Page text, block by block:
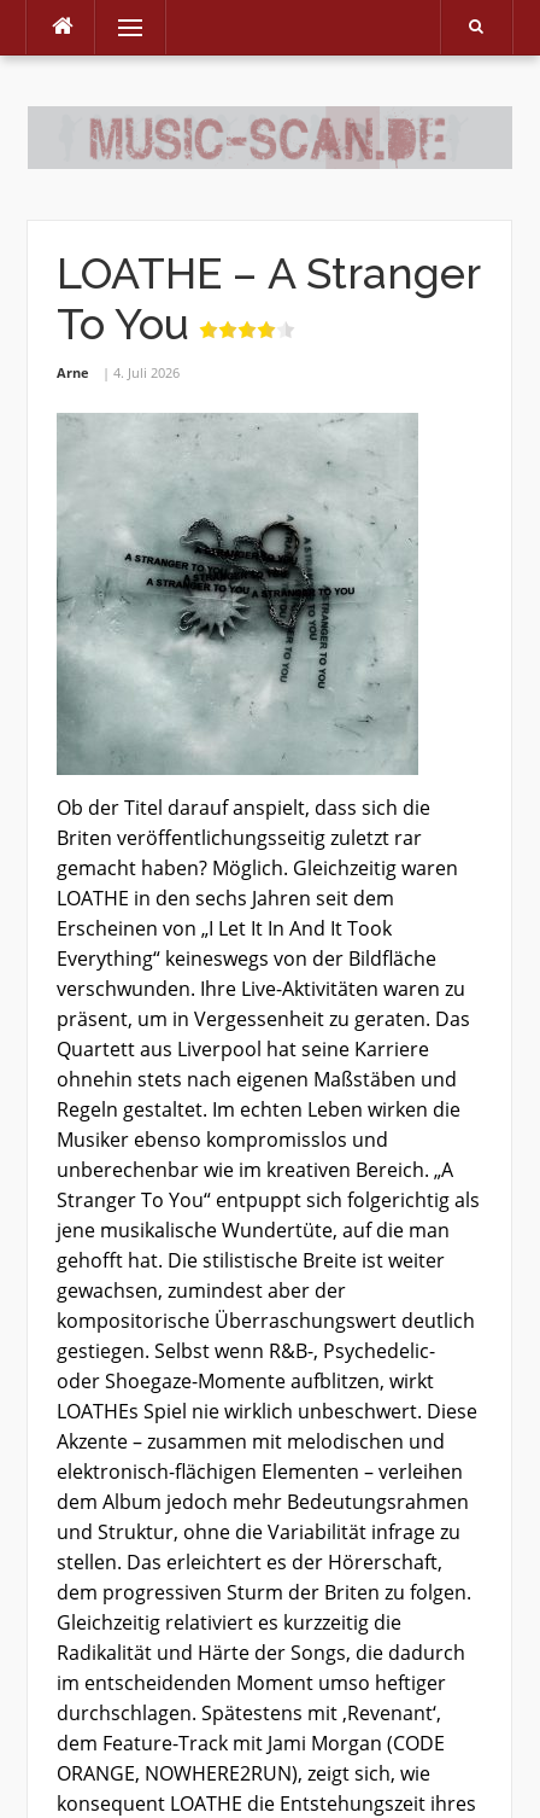
Skip
Menu
LOATHE – A Stranger
To You
Arne 4. Juli 2026
Ob der Titel darauf anspielt, dass sich die
Briten veröffentlichungsseitig zuletzt rar
gemacht haben? Möglich. Gleichzeitig waren
LOATHE in den sechs Jahren seit dem
Erscheinen von „I Let It In And It Took
Everything“ keineswegs von der Bildfläche
verschwunden. Ihre Live-Aktivitäten waren zu
präsent, um in Vergessenheit zu geraten. Das
Quartett aus Liverpool hat seine Karriere
ohnehin stets nach eigenen Maßstäben und
Regeln gestaltet. Im echten Leben wirken die
Musiker ebenso kompromisslos und
unberechenbar wie im kreativen Bereich. „A
Stranger To You“ entpuppt sich folgerichtig als
jene musikalische Wundertüte, auf die man
gehofft hat. Die stilistische Breite ist weiter
gewachsen, zumindest aber der
kompositorische Überraschungswert deutlich
gestiegen. Selbst wenn R&B-, Psychedelic-
oder Shoegaze-Momente aufblitzen, wirkt
LOATHEs Spiel nie wirklich unbeschwert. Diese
Akzente – zusammen mit melodischen und
elektronisch-flächigen Elementen – verleihen
dem Album jedoch mehr Bedeutungsrahmen
und Struktur, ohne die Variabilität infrage zu
stellen. Das erleichtert es der Hörerschaft,
dem progressiven Sturm der Briten zu folgen.
Gleichzeitig relativiert es kurzzeitig die
Radikalität und Härte der Songs, die dadurch
im entscheidenden Moment umso heftiger
durchschlagen. Spätestens mit ,Revenant‘,
dem Feature-Track mit Jami Morgan (CODE
ORANGE, NOWHERE2RUN), zeigt sich, wie
konsequent LOATHE die Entstehungszeit ihres